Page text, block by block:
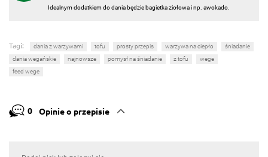
Idealnym dodatkiem do dania będzie bagietka ziołowa i np. awokado.
Tagi: dania z warzywami tofu prosty przepis warzywa na ciepło
śniadanie
dania wegańskie
najnowsze pomysł na śniadanie z tofu
wege
feed wege
0 Opinie o przepisie